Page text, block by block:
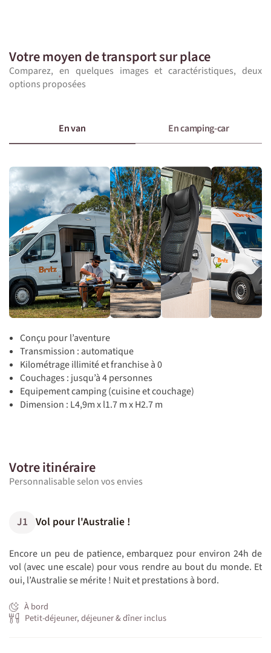
Votre moyen de transport sur place
Comparez, en quelques images et caractéristiques, deux
options proposées
En van En camping-car
Conçu pour l’aventure
Transmission : automatique
Kilométrage illimité et franchise à 0
Couchages : jusqu’à 4 personnes
Equipement camping (cuisine et couchage)
Dimension : L4,9m x l1.7 m x H2.7 m
Votre itinéraire
Personnalisable selon vos envies
J1 Vol pour l'Australie !
Encore un peu de patience, embarquez pour environ 24h de
vol (avec une escale) pour vous rendre au bout du monde. Et
oui, l’Australie se mérite ! Nuit et prestations à bord.
À bord
Petit-déjeuner, déjeuner & dîner inclus